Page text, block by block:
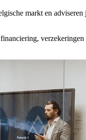
markt en